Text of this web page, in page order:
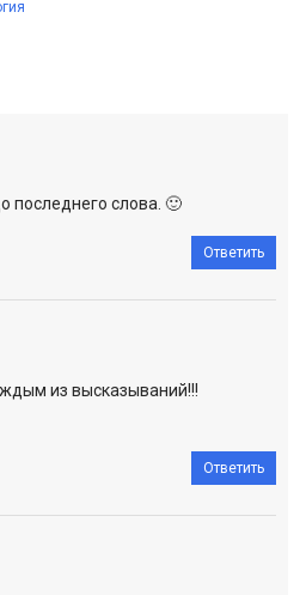
последнего слова. 🙂
Ответить
из высказываний!!!
Ответить